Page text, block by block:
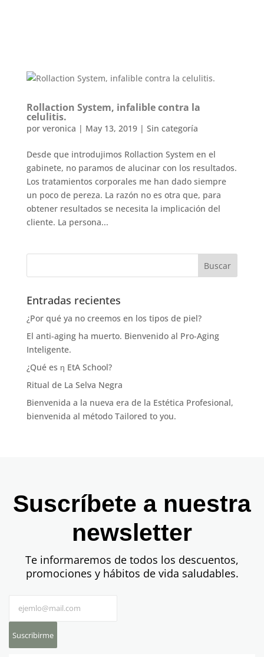
Rollaction System, infalible contra la
celulitis.
por veronica | May 13, 2019| Sin categoría
Desde que introdujimos Rollaction System en el
gabinete, no paramos de alucinar con los resultados.
Los tratamientos corporales me han dado siempre
un poco de pereza. La razón no es otra que, para
obtener resultados se necesita la implicación del
cliente. La persona...
Entradas recientes
¿Por qué ya no creemos en los tipos de piel?
El anti-aging ha muerto. Bienvenido al Pro-Aging
Inteligente.
¿Qué es η EtA School?
Ritual de La Selva Negra
Bienvenida a la nueva era de la Estética Profesional,
bienvenida al método Tailored to you.
Suscríbete a nuestra
newsletter
Te informaremos de todos los descuentos,
promociones y hábitos de vida saludables.
Suscribirme